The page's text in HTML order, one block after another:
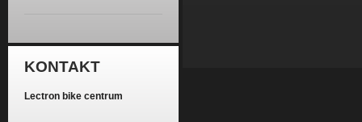
KONTAKT
Lectron bike centrum